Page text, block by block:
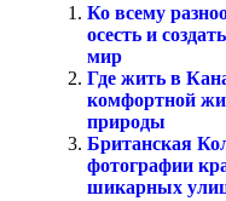
Ко всему
осесть и
мир
Где жить в
комфортной
природы
Британская
фотографии
шикарных